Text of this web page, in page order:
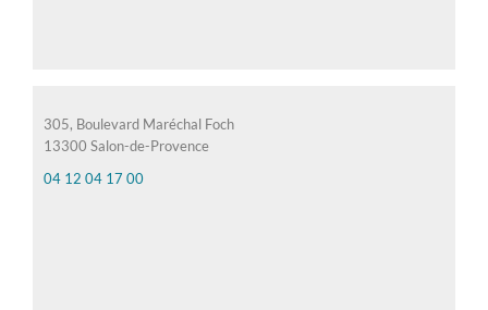
305, Boulevard Maréchal Foch
13300 Salon-de-Provence
04 12 04 17 00